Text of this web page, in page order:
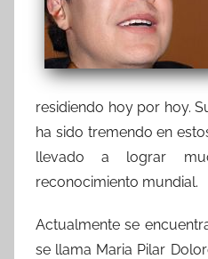
residiendo hoy por hoy.
ha sido tremendo en
llevado a lograr
reconocimiento mundial.
Actualmente se
se llama Maria Pilar